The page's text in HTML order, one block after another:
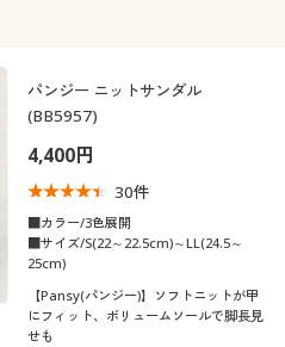
パンジー ニットサンダル
(BB5957)
4,400円
30件
■カラー/3色展開
■サイズ/S(22～22.5cm)～LL(24.5～
25cm)
【Pansy(パンジー)】ソフトニットが甲
にフィット、ボリュームソールで脚長見
せも